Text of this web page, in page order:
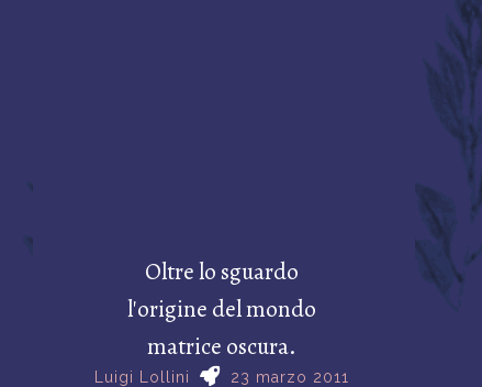
Oltre lo sguardo
l'origine del mondo
matrice oscura.
Luigi Lollini 23 marzo 2011